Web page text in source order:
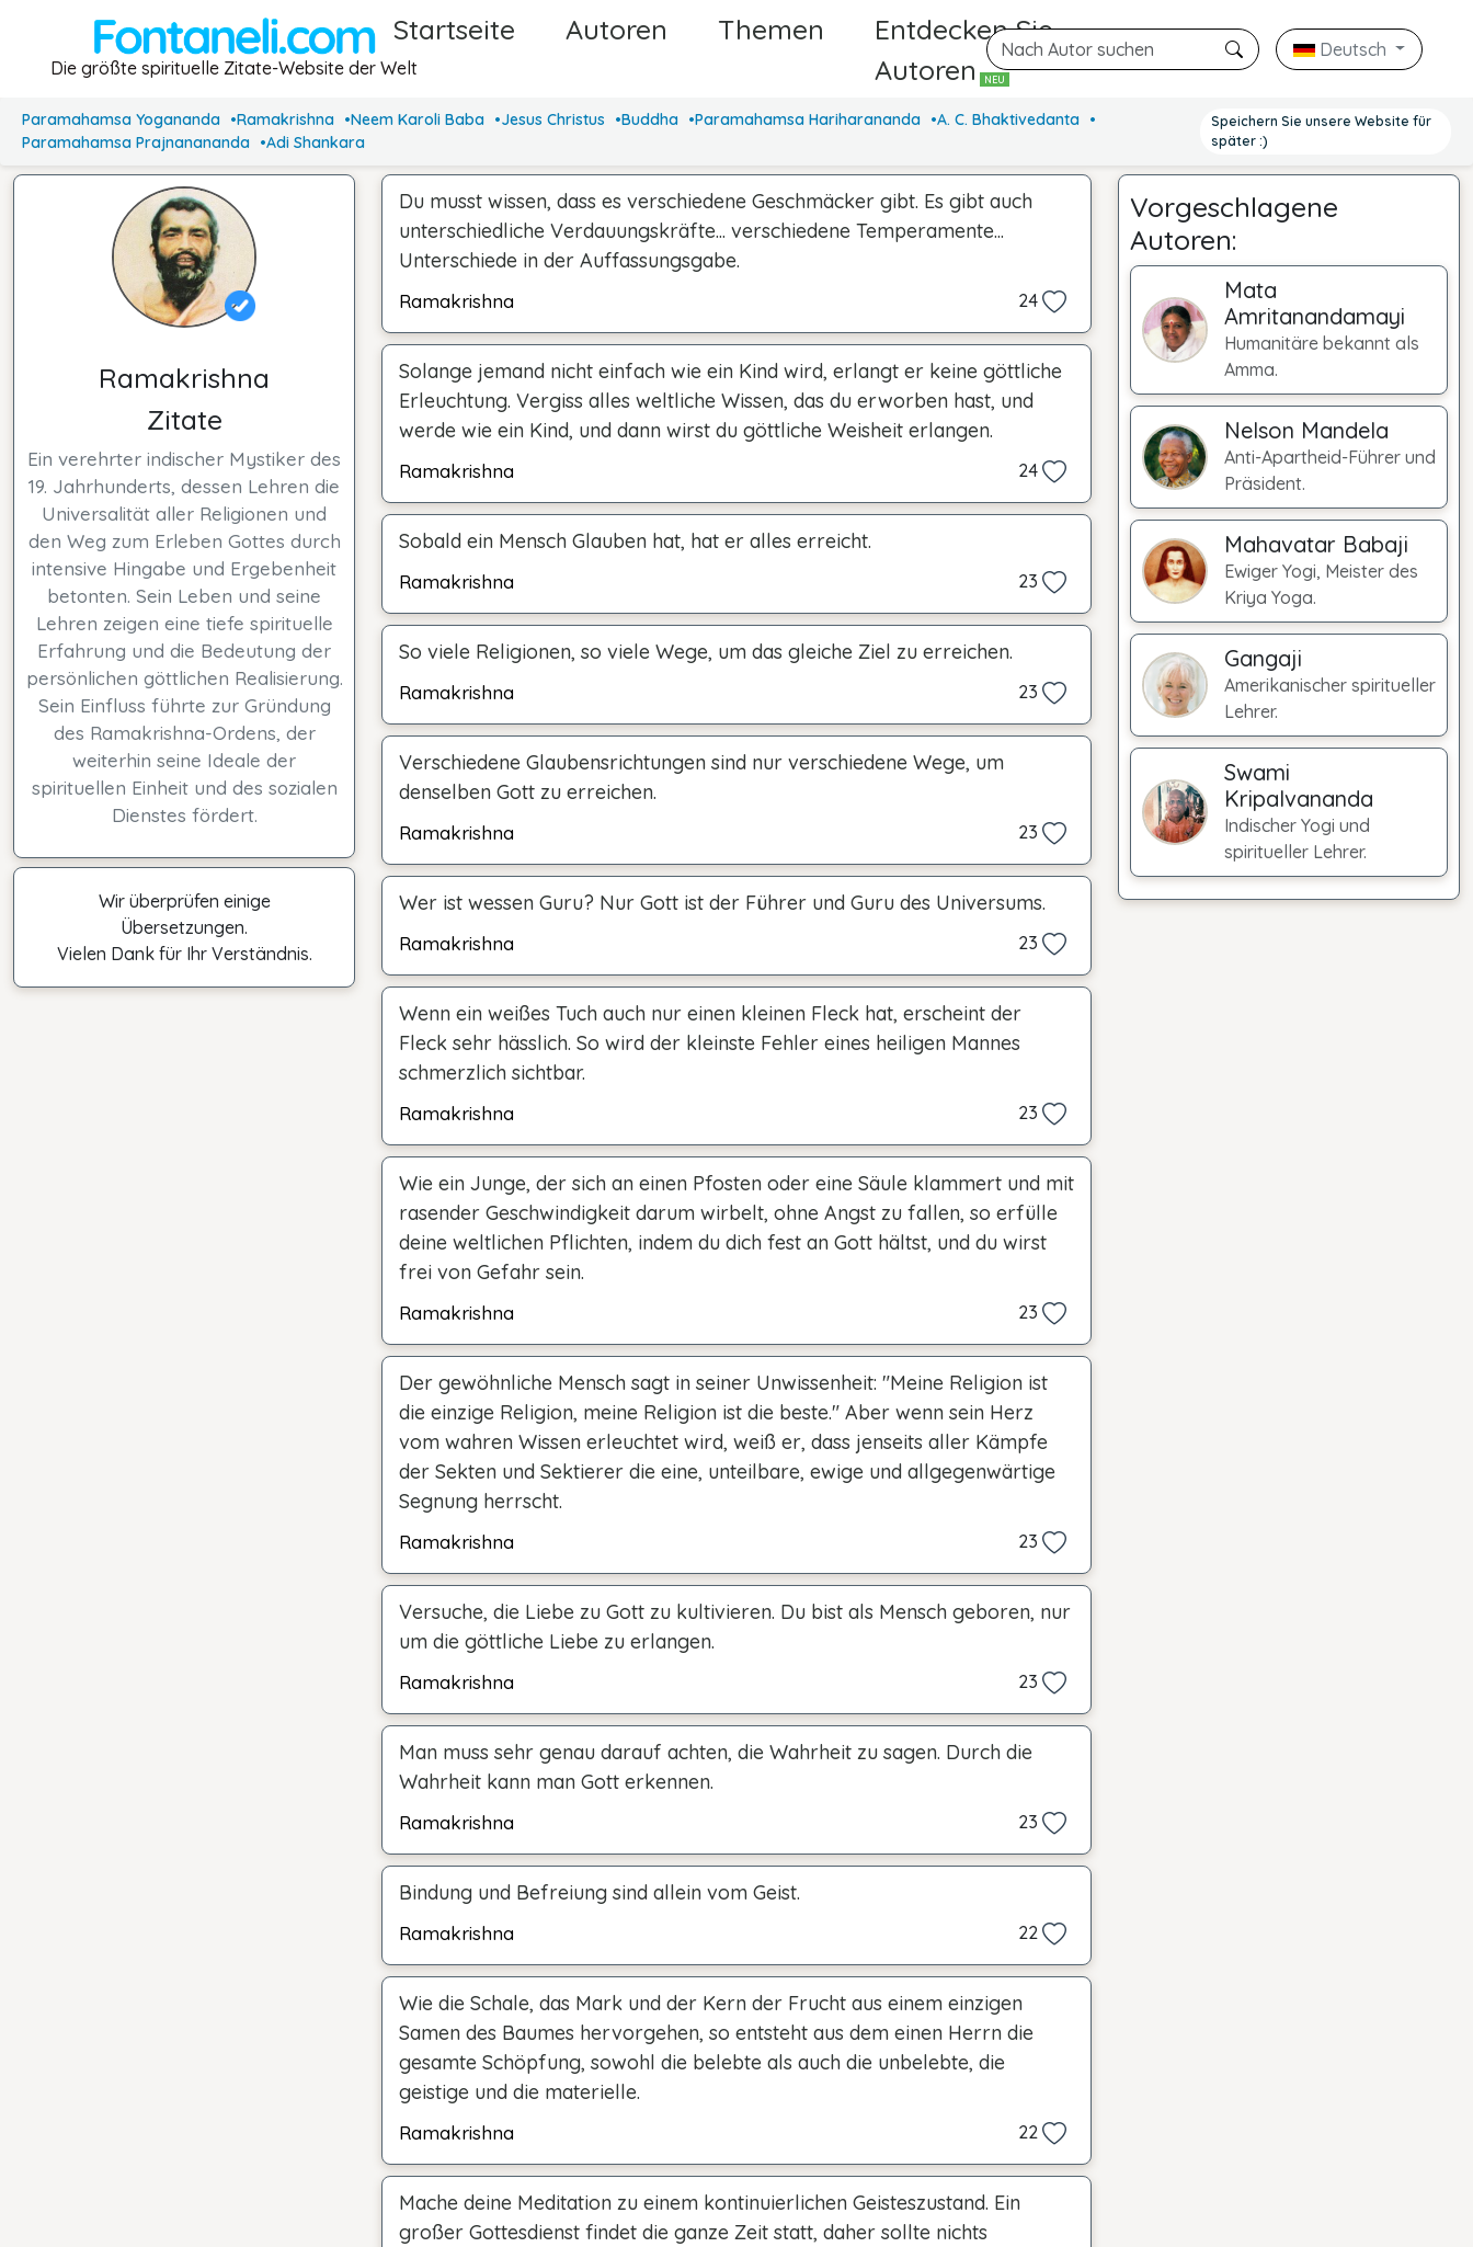
Die größte spirituelle Zitate-Website der Welt
Startseite Autoren Themen
Entdecken Sie
AutorenNEU
Deutsch
Paramahamsa Yogananda Ramakrishna Neem Karoli Baba Jesus Christus Buddha Paramahamsa Hariharananda
A. C. Bhaktivedanta
Paramahamsa Prajnanananda
Adi Shankara
Speichern Sie unsere Website für
später :)
Ramakrishna
Zitate
Ein verehrter indischer Mystiker des
19. Jahrhunderts, dessen Lehren die
Universalität aller Religionen und
den Weg zum Erleben Gottes durch
intensive Hingabe und Ergebenheit
betonten. Sein Leben und seine
Lehren zeigen eine tiefe spirituelle
Erfahrung und die Bedeutung der
persönlichen göttlichen Realisierung.
Sein Einfluss führte zur Gründung
des Ramakrishna-Ordens, der
weiterhin seine Ideale der
spirituellen Einheit und des sozialen
Dienstes fördert.
Wir überprüfen einige
Übersetzungen.
Vielen Dank für Ihr Verständnis.
Du musst wissen, dass es verschiedene Geschmäcker gibt. Es gibt auch
unterschiedliche Verdauungskräfte... verschiedene Temperamente...
Unterschiede in der Auffassungsgabe.
Ramakrishna 24
Solange jemand nicht einfach wie ein Kind wird, erlangt er keine göttliche
Erleuchtung. Vergiss alles weltliche Wissen, das du erworben hast, und
werde wie ein Kind, und dann wirst du göttliche Weisheit erlangen.
Ramakrishna 24
Sobald ein Mensch Glauben hat, hat er alles erreicht.
Ramakrishna 23
So viele Religionen, so viele Wege, um das gleiche Ziel zu erreichen.
Ramakrishna 23
Verschiedene Glaubensrichtungen sind nur verschiedene Wege, um
denselben Gott zu erreichen.
Ramakrishna 23
Wer ist wessen Guru? Nur Gott ist der Führer und Guru des Universums.
Ramakrishna 23
Wenn ein weißes Tuch auch nur einen kleinen Fleck hat, erscheint der
Fleck sehr hässlich. So wird der kleinste Fehler eines heiligen Mannes
schmerzlich sichtbar.
Ramakrishna 23
Wie ein Junge, der sich an einen Pfosten oder eine Säule klammert und mit
rasender Geschwindigkeit darum wirbelt, ohne Angst zu fallen, so erfülle
deine weltlichen Pflichten, indem du dich fest an Gott hältst, und du wirst
frei von Gefahr sein.
Ramakrishna 23
Der gewöhnliche Mensch sagt in seiner Unwissenheit: "Meine Religion ist
die einzige Religion, meine Religion ist die beste." Aber wenn sein Herz
vom wahren Wissen erleuchtet wird, weiß er, dass jenseits aller Kämpfe
der Sekten und Sektierer die eine, unteilbare, ewige und allgegenwärtige
Segnung herrscht.
Ramakrishna 23
Versuche, die Liebe zu Gott zu kultivieren. Du bist als Mensch geboren, nur
um die göttliche Liebe zu erlangen.
Ramakrishna 23
Man muss sehr genau darauf achten, die Wahrheit zu sagen. Durch die
Wahrheit kann man Gott erkennen.
Ramakrishna 23
Bindung und Befreiung sind allein vom Geist.
Ramakrishna 22
Wie die Schale, das Mark und der Kern der Frucht aus einem einzigen
Samen des Baumes hervorgehen, so entsteht aus dem einen Herrn die
gesamte Schöpfung, sowohl die belebte als auch die unbelebte, die
geistige und die materielle.
Ramakrishna 22
Mache deine Meditation zu einem kontinuierlichen Geisteszustand. Ein
großer Gottesdienst findet die ganze Zeit statt, daher sollte nichts
Vorgeschlagene
Autoren:
Mata
Amritanandamayi
Humanitäre bekannt als
Amma.
Nelson Mandela
Anti-Apartheid-Führer und
Präsident.
Mahavatar Babaji
Ewiger Yogi, Meister des
Kriya Yoga.
Gangaji
Amerikanischer spiritueller
Lehrer.
Swami
Kripalvananda
Indischer Yogi und
spiritueller Lehrer.